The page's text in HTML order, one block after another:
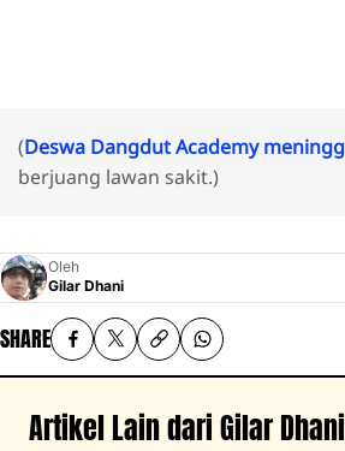
(Deswa Dangdut Academy
berjuang lawan sakit.)
Oleh
Gilar Dhani
SHARE
Artikel Lain dari Gilar Dhani